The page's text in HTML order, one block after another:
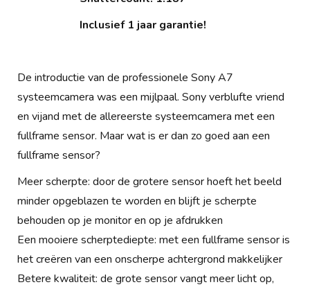
Inclusief 1 jaar garantie!
De introductie van de professionele Sony A7
systeemcamera was een mijlpaal. Sony verblufte vriend
en vijand met de allereerste systeemcamera met een
fullframe sensor. Maar wat is er dan zo goed aan een
fullframe sensor?
Meer scherpte: door de grotere sensor hoeft het beeld
minder opgeblazen te worden en blijft je scherpte
behouden op je monitor en op je afdrukken
Een mooiere scherptediepte: met een fullframe sensor is
het creëren van een onscherpe achtergrond makkelijker
Betere kwaliteit: de grote sensor vangt meer licht op,